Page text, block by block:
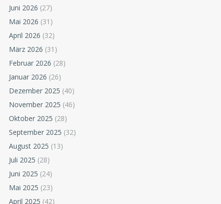
Juni 2026 (27)
Mai 2026 (31)
April 2026 (32)
März 2026 (31)
Februar 2026 (28)
Januar 2026 (26)
Dezember 2025 (40)
November 2025 (46)
Oktober 2025 (28)
September 2025 (32)
August 2025 (13)
Juli 2025 (28)
Juni 2025 (24)
Mai 2025 (23)
April 2025 (42)